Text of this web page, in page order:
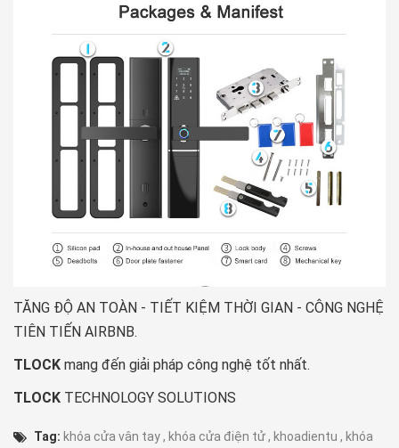
TĂNG ĐỘ AN TOÀN - TIẾT KIỆM THỜI GIAN - CÔNG NGHỆ
TIÊN TIẾN AIRBNB.
TLOCK mang đến giải pháp công nghệ tốt nhất.
TLOCK TECHNOLOGY SOLUTIONS
Tag: khóa cửa vân tay, khóa cửa điện tử, khoadientu , khóa